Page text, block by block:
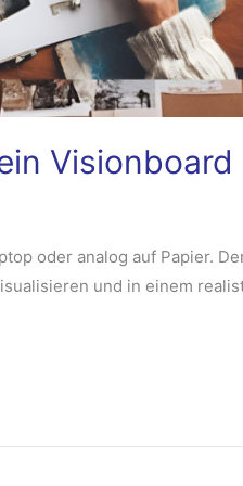
Visionboard
oder analog auf Papier.
und in einem